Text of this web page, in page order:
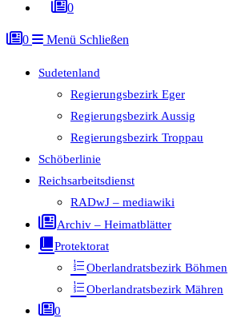
0
0 Menü Schließen
Sudetenland
Regierungsbezirk Eger
Regierungsbezirk Aussig
Regierungsbezirk Troppau
Schöberlinie
Reichsarbeitsdienst
RADwJ – mediawiki
Archiv – Heimatblätter
Protektorat
Oberlandratsbezirk Böhmen
Oberlandratsbezirk Mähren
0